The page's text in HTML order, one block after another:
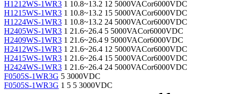
H1212WS-1WR3 1 10.8~13.2 12 5000VACor6000VDC
H1215WS-1WR3 1 10.8~13.2 15 5000VACor6000VDC
H1224WS-1WR3 1 10.8~13.2 24 5000VACor6000VDC
H2405WS-1WR3 1 21.6~26.4 5 5000VACor6000VDC
H2409WS-1WR3 1 21.6~26.4 9 5000VACor6000VDC
H2412WS-1WR3 1 21.6~26.4 12 5000VACor6000VDC
H2415WS-1WR3 1 21.6~26.4 15 5000VACor6000VDC
H2424WS-1WR3 1 21.6~26.4 24 5000VACor6000VDC
F0505S-1WR3G 5 3000VDC
F0505S-1WR3G 1 5 5 3000VDC